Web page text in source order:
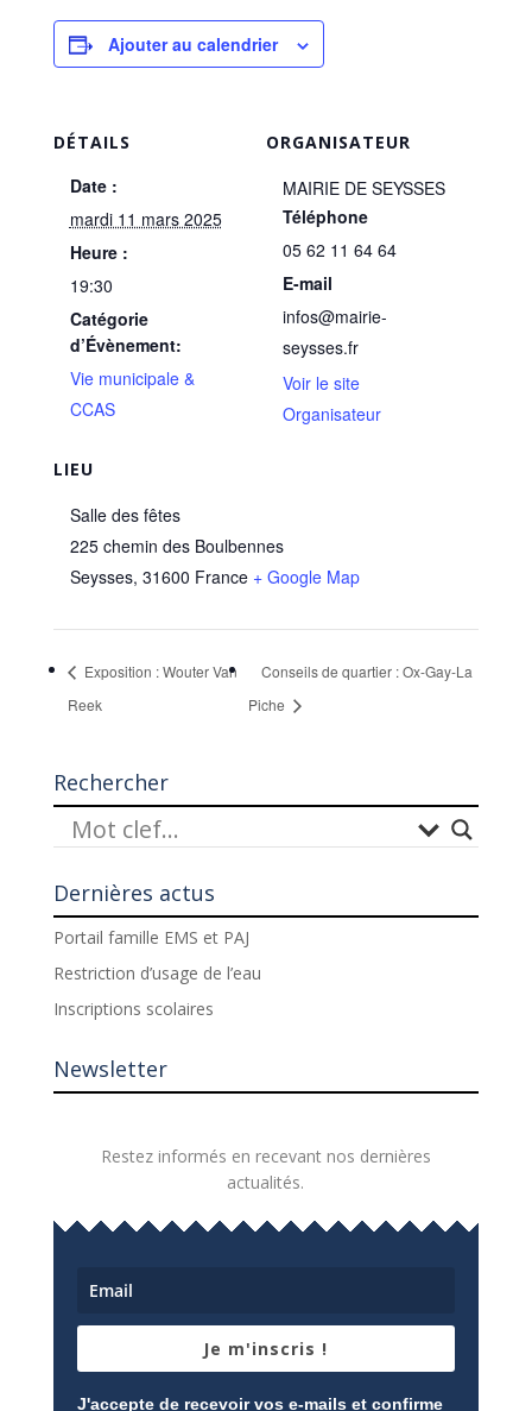
Ajouter au calendrier
DÉTAILS
Date :
mardi 11 mars 2025
Heure :
19:30
Catégorie
d’Évènement:
Vie municipale &
CCAS
LIEU
Salle des fêtes
225 chemin des Boulbennes
Seysses, 31600 France + Google Map
ORGANISATEUR
MAIRIE DE SEYSSES
Téléphone
05 62 11 64 64
E-mail
infos@mairie-
seysses.fr
Voir le site
Organisateur
Exposition : Wouter Van
Reek
Conseils de quartier : Ox-Gay-La
Piche
Rechercher
Dernières actus
Portail famille EMS et PAJ
Restriction d’usage de l’eau
Inscriptions scolaires
Newsletter
Restez informés en recevant nos dernières
actualités.
Je m'inscris !
J'accepte de recevoir vos e-mails et confirme